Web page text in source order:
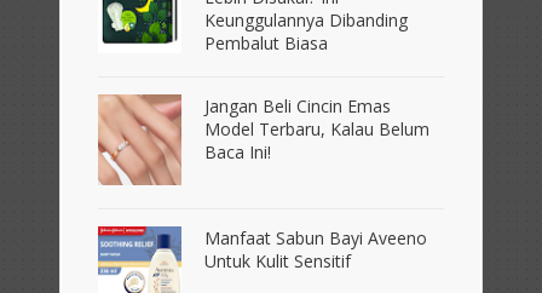
Keunggulannya Dibanding
Pembalut Biasa
Jangan Beli Cincin Emas
Model Terbaru, Kalau Belum
Baca Ini!
Manfaat Sabun Bayi Aveeno
Untuk Kulit Sensitif